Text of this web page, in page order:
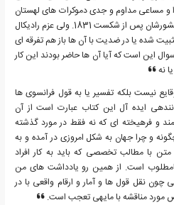
و مساعی مداوم و جدی دموکرات های لهستان
برای حفظ یا احیای جنگ پارتیزانی در کشورشان پس از شکست 1831. ولی عزم رادیکال
شده یا در ضدیت با آن ها باز هم تفرقه ای
این است که آیا آن ها حاضر بودند این کار
نه
نیست بلکه تفسیر یا به قول فرانسوی ها
ایده آل این کتاب عبارت است از آن
و فرهیخته ای که نه فقط در مورد گذشته
و چرا جهان به شکل امروزی در آمده و به
با مطالب تخصصی که باید به کار افراد
است. از همین رو یادداشت های من
چون نقل قول ها و آمار و ارقام واقعی با در
مورد مناقشه با مایهی تعجب است.